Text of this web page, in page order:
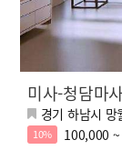
미사-청담마
경기 하남시
10% 100,000 ~